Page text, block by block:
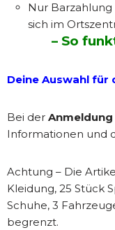
Nur
sich im
– So
Deine Auswahl für
Bei der Anmeldung
Informationen und
Achtung – Die
Kleidung, 25 Stück
Schuhe, 3
begrenzt.